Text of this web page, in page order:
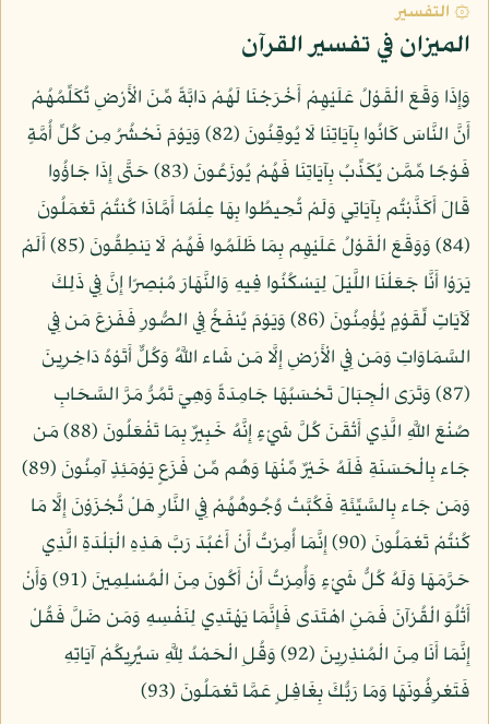
۞ التفسير
الميزان في تفسير القرآن
وَإِذَا وَقَعَ الْقَوْلُ عَلَيْهِمْ أَخْرَجْنَا لَهُمْ دَابَّةً مِّنَ الْأَرْضِ تُكَلِّمُهُمْ
أَنَّ النَّاسَ كَانُوا بِآيَاتِنَا لَا يُوقِنُونَ (82) وَيَوْمَ نَحْشُرُ مِن كُلِّ أُمَّةٍ
فَوْجًا مِّمَّن يُكَذِّبُ بِآيَاتِنَا فَهُمْ يُوزَعُونَ (83) حَتَّى إِذَا جَاؤُوا
قَالَ أَكَذَّبْتُم بِآيَاتِي وَلَمْ تُحِيطُوا بِهَا عِلْمًا أَمَّاذَا كُنتُمْ تَعْمَلُونَ
(84) وَوَقَعَ الْقَوْلُ عَلَيْهِم بِمَا ظَلَمُوا فَهُمْ لَا يَنطِقُونَ (85) أَلَمْ
يَرَوْا أَنَّا جَعَلْنَا اللَّيْلَ لِيَسْكُنُوا فِيهِ وَالنَّهَارَ مُبْصِرًا إِنَّ فِي ذَلِكَ
لَآيَاتٍ لِّقَوْمٍ يُؤْمِنُونَ (86) وَيَوْمَ يُنفَخُ فِي الصُّورِ فَفَزِعَ مَن فِي
السَّمَاوَاتِ وَمَن فِي الْأَرْضِ إِلَّا مَن شَاء اللَّهُ وَكُلٌّ أَتَوْهُ دَاخِرِينَ
(87) وَتَرَى الْجِبَالَ تَحْسَبُهَا جَامِدَةً وَهِيَ تَمُرُّ مَرَّ السَّحَابِ
صُنْعَ اللَّهِ الَّذِي أَتْقَنَ كُلَّ شَيْءٍ إِنَّهُ خَبِيرٌ بِمَا تَفْعَلُونَ (88) مَن
جَاء بِالْحَسَنَةِ فَلَهُ خَيْرٌ مِّنْهَا وَهُم مِّن فَزَعٍ يَوْمَئِذٍ آمِنُونَ (89)
وَمَن جَاء بِالسَّيِّئَةِ فَكُبَّتْ وُجُوهُهُمْ فِي النَّارِ هَلْ تُجْزَوْنَ إِلَّا مَا
كُنتُمْ تَعْمَلُونَ (90) إِنَّمَا أُمِرْتُ أَنْ أَعْبُدَ رَبَّ هَذِهِ الْبَلْدَةِ الَّذِي
حَرَّمَهَا وَلَهُ كُلُّ شَيْءٍ وَأُمِرْتُ أَنْ أَكُونَ مِنَ الْمُسْلِمِينَ (91) وَأَنْ
أَتْلُوَ الْقُرْآنَ فَمَنِ اهْتَدَى فَإِنَّمَا يَهْتَدِي لِنَفْسِهِ وَمَن ضَلَّ فَقُلْ
إِنَّمَا أَنَا مِنَ الْمُنذِرِينَ (92) وَقُلِ الْحَمْدُ لِلَّهِ سَيُرِيكُمْ آيَاتِهِ
فَتَعْرِفُونَهَا وَمَا رَبُّكَ بِغَافِلٍ عَمَّا تَعْمَلُونَ (93)